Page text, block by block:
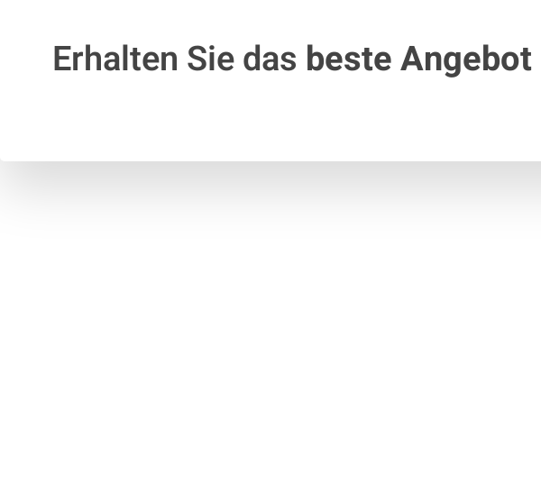
Erhalten Sie das beste Angebot